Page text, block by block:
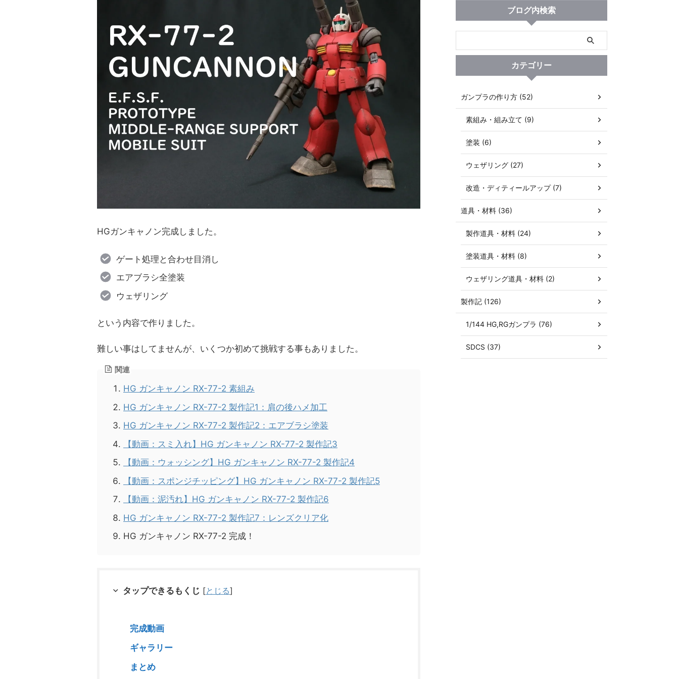
HGガンキャノン完成しました。
ゲート処理と合わせ目消し
エアブラシ全塗装
ウェザリング
という内容で作りました。
難しい事はしてませんが、いくつか初めて挑戦する事もありました。
関連
HG ガンキャノン RX-77-2 素組み
HG ガンキャノン RX-77-2 製作記1：肩の後ハメ加工
HG ガンキャノン RX-77-2 製作記2：エアブラシ塗装
【動画：スミ入れ】HG ガンキャノン RX-77-2 製作記3
【動画：ウォッシング】HG ガンキャノン RX-77-2 製作記4
【動画：スポンジチッピング】HG ガンキャノン RX-77-2 製作記5
【動画：泥汚れ】HG ガンキャノン RX-77-2 製作記6
HG ガンキャノン RX-77-2 製作記7：レンズクリア化
HG ガンキャノン RX-77-2 完成！
タップできるもくじ [とじる]
完成動画
ギャラリー
まとめ
ブログ内検索
カテゴリー
ガンプラの作り方 (52)
素組み・組み立て (9)
塗装 (6)
ウェザリング (27)
改造・ディティールアップ (7)
道具・材料 (36)
製作道具・材料 (24)
塗装道具・材料 (8)
ウェザリング道具・材料 (2)
製作記 (126)
1/144 HG,RGガンプラ (76)
SDCS (37)